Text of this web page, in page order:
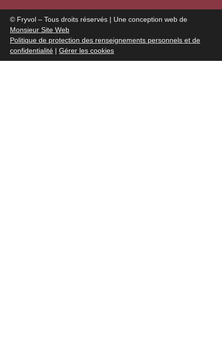
© Fryvol – Tous droits réservés | Une conception web de
Monsieur Site Web
Politique de protection des renseignements personnels et de
confidentialité | Gérer les cookies